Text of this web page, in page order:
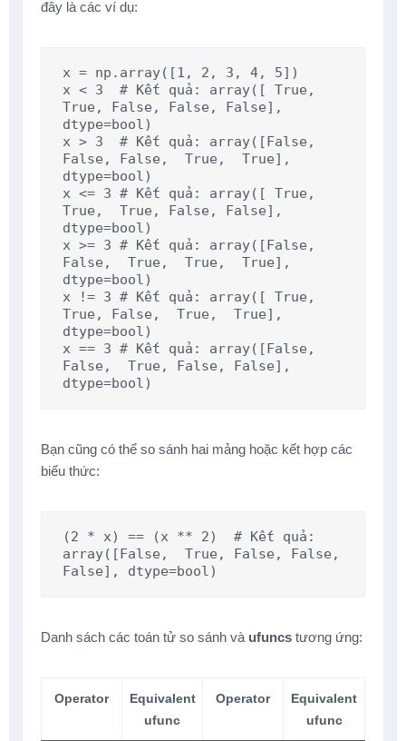
đây là các ví dụ:
x = np.array([1, 2, 3, 4, 5])
x < 3  # Kết quả: array([ True,
True, False, False, False],
dtype=bool)
x > 3  # Kết quả: array([False,
False, False,  True,  True],
dtype=bool)
x <= 3 # Kết quả: array([ True,
True,  True, False, False],
dtype=bool)
x >= 3 # Kết quả: array([False,
False,  True,  True,  True],
dtype=bool)
x != 3 # Kết quả: array([ True,
True, False,  True,  True],
dtype=bool)
x == 3 # Kết quả: array([False,
False,  True, False, False],
dtype=bool)
Bạn cũng có thể so sánh hai mảng hoặc kết hợp các
biểu thức:
(2 * x) == (x ** 2)  # Kết quả:
array([False,  True, False, False,
False], dtype=bool)
Danh sách các toán tử so sánh và ufuncs tương ứng:
Operator
Equivalent
ufunc
Operator
Equivalent
ufunc